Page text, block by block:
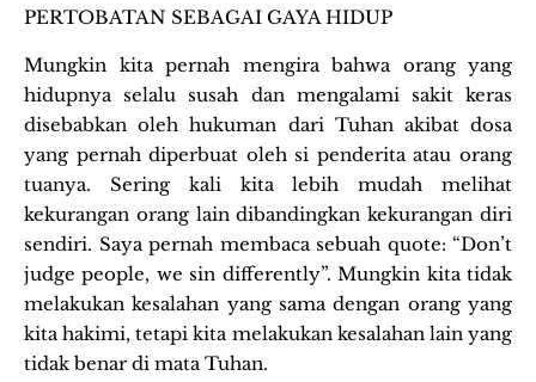
PERTOBATAN SEBAGAI GAYA HIDUP
Mungkin kita pernah mengira bahwa orang yang
hidupnya selalu susah dan mengalami sakit keras
disebabkan oleh hukuman dari Tuhan akibat dosa
yang pernah diperbuat oleh si penderita atau orang
tuanya. Sering kali kita lebih mudah melihat
kekurangan orang lain dibandingkan kekurangan diri
sendiri. Saya pernah membaca sebuah quote: “Don’t
judge people, we sin differently”. Mungkin kita tidak
melakukan kesalahan yang sama dengan orang yang
kita hakimi, tetapi kita melakukan kesalahan lain yang
tidak benar di mata Tuhan.